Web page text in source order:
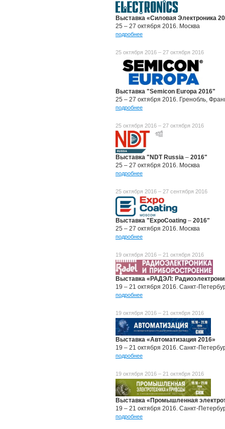
Выставка «Силовая Электроника
25 – 27 октября 2016. Москва
подробнее
25 октября 2016 – 27 октября 2016
Выставка "Semicon Europa 2016"
25 – 27 октября 2016. Гренобль,
подробнее
25 октября 2016 – 27 октября 2016
Выставка "NDT Russia – 2016"
25 – 27 октября 2016. Москва
подробнее
25 октября 2016 – 27 сентября 2016
Выставка "ExpoCoating – 2016"
25 – 27 октября 2016. Москва
подробнее
19 октября 2016 – 21 октября 2016
Выставка «РАДЭЛ:
19 – 21 октября 2016. Санкт-
подробнее
19 октября 2016 – 21 октября 2016
Выставка «Автоматизация 2016»
19 – 21 октября 2016. Санкт-
подробнее
19 октября 2016 – 21 октября 2016
Выставка «Промышленная
19 – 21 октября 2016. Санкт-
подробнее